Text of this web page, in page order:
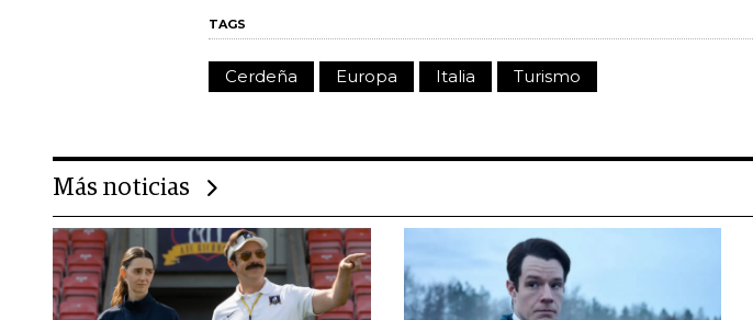
TAGS
Cerdeña Europa Italia Turismo
Más noticias